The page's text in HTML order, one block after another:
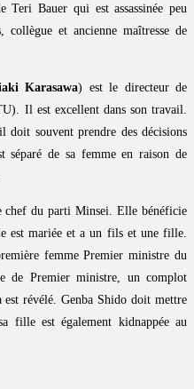
Bauer qui est assassinée peu
et ancienne maîtresse de
Karasawa) est le directeur de
Il est excellent dans son travail.
doit souvent prendre des décisions
séparé de sa femme en raison de
chef du parti Minsei. Elle bénéficie
est mariée et a un fils et une fille.
femme Premier ministre du
de Premier ministre, un complot
est révélé. Genba Shido doit mettre
fille est également kidnappée au